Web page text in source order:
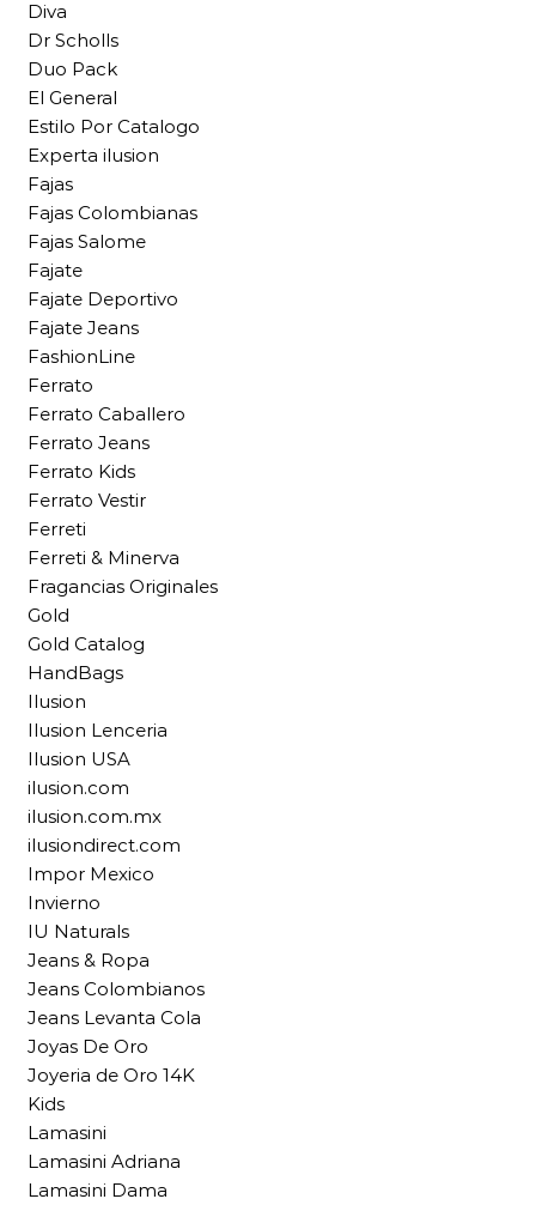
Diva
Dr Scholls
Duo Pack
El General
Estilo Por Catalogo
Experta ilusion
Fajas
Fajas Colombianas
Fajas Salome
Fajate
Fajate Deportivo
Fajate Jeans
FashionLine
Ferrato
Ferrato Caballero
Ferrato Jeans
Ferrato Kids
Ferrato Vestir
Ferreti
Ferreti & Minerva
Fragancias Originales
Gold
Gold Catalog
HandBags
Ilusion
Ilusion Lenceria
Ilusion USA
ilusion.com
ilusion.com.mx
ilusiondirect.com
Impor Mexico
Invierno
IU Naturals
Jeans & Ropa
Jeans Colombianos
Jeans Levanta Cola
Joyas De Oro
Joyeria de Oro 14K
Kids
Lamasini
Lamasini Adriana
Lamasini Dama